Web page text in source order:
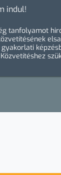
indul!
tanfolyamot